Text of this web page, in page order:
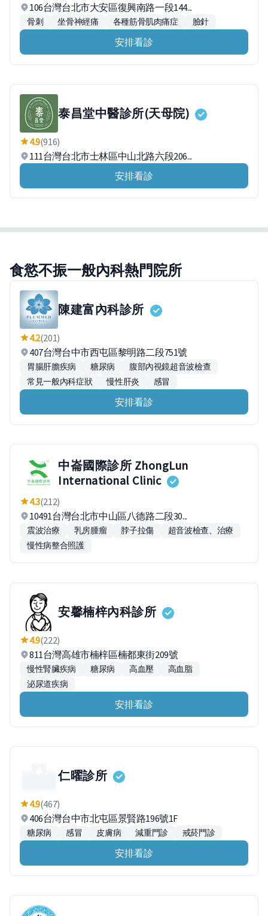
106台灣台北市大安區復興南路一段144...
骨刺 坐骨神經痛 各種筋骨肌肉痛症 臉針
安排看診
泰昌堂中醫診所(天母院)
4.9(916)
111台灣台北市士林區中山北路六段206...
安排看診
食慾不振一般內科熱門院所
陳建富內科診所
4.2(201)
407台灣台中市西屯區黎明路二段751號
胃腸肝膽疾病 糖尿病
腹部內視鏡超音波檢查
常見一般內科症狀
慢性肝炎 感冒
安排看診
中崙國際診所 ZhongLun
International Clinic
4.3(212)
10491台灣台北市中山區八德路二段30...
震波治療 乳房腫瘤 脖子拉傷
超音波檢查、治療
慢性病整合照護
安馨楠梓內科診所
4.9(222)
811台灣高雄市楠梓區楠都東街209號
慢性腎臟疾病 糖尿病 高血壓
高血脂
泌尿道疾病
安排看診
仁曜診所
4.9(467)
406台灣台中市北屯區景賢路196號1F
糖尿病 感冒 皮膚病 減重門診 戒菸門診
安排看診